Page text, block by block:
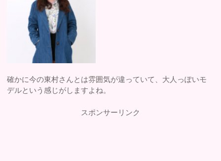
確かに今の東村さんとは雰囲気が違っていて、大人っぽいモ
デルという感じがしますよね。
スポンサーリンク